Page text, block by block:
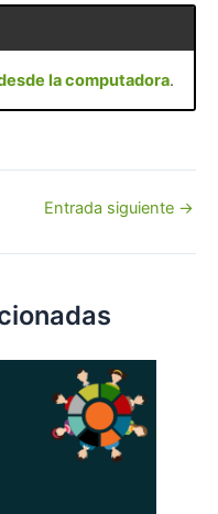
la computadora.
Entrada siguiente →